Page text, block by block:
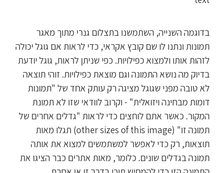
בדוגמה השנייה, השתמשנו בתצלום גנרי מתוך מאגר
תמונות ונתנו לו שם קובץ אקראי, כדי לראות אם גוגל יכולה
לזהות אותו ולמצוא כפילויות. כפי שניתן לראות, גוגל יודעת
בדיוק מה נושא התמונה וגם מוצאת כפילויות. זוהי תוצאה
לא טובה מפני שגוגל מציגה רק עותק אחד של "תמונות
דומות מבחינה ויזואלית" - וקרוב לוודאי שזו לא תמונת
המקור. כאשר אתם לוחצים כדי לראות "גדלים אחרים של
תמונה זו" (other sizes of this image) תגלו מאות
תוצאות, רק כדי לאפשר למשתמשים למצוא את אותה
תמונה בגדלים שונים. כלומר, מאות אתרים כבר הציגו את